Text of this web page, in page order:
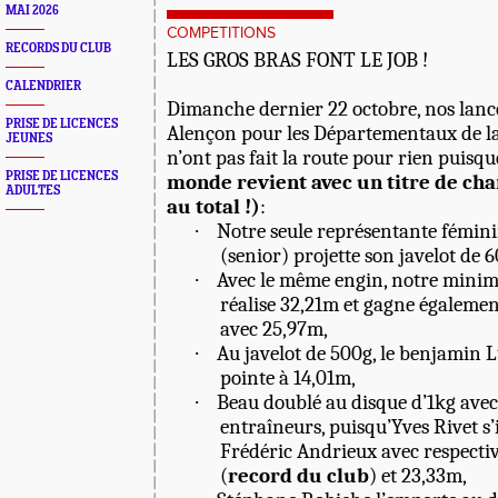
MAI 2026
RECORDS DU CLUB
CALENDRIER
PRISE DE LICENCES
JEUNES
PRISE DE LICENCES
ADULTES
COMPETITIONS
LES GROS BRAS FONT LE JOB !
Dimanche dernier 22 octobre, nos
Alençon pour les Départementaux de
n’ont pas fait la route pour rien
monde revient avec un titre de
au total !):
·
Notre seule représentante
(senior) projette son javelot de
·
Avec le même engin, notre
réalise 32,21m et gagne
avec 25,97m,
·
Au javelot de 500g, le benjamin
pointe à 14,01m,
·
Beau doublé au disque d’1kg
entraîneurs, puisqu’Yves Rivet
Frédéric Andrieux avec
(record du club) et 23,33m,